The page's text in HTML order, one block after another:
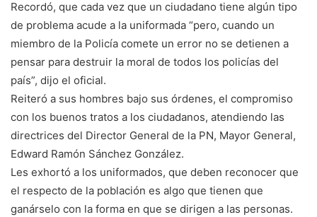
Recordó, que cada vez que un ciudadano tiene algún tipo
de problema acude a la uniformada “pero, cuando un
miembro de la Policía comete un error no se detienen a
pensar para destruir la moral de todos los policías del
país”, dijo el oficial.
Reiteró a sus hombres bajo sus órdenes, el compromiso
con los buenos tratos a los ciudadanos, atendiendo las
directrices del Director General de la PN, Mayor General,
Edward Ramón Sánchez González.
Les exhortó a los uniformados, que deben reconocer que
el respecto de la población es algo que tienen que
ganárselo con la forma en que se dirigen a las personas.